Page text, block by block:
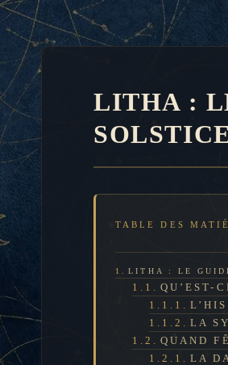
LITHA :
TABLE DES
LITHA : LE
QU’EST-
LA
QUAND
LA